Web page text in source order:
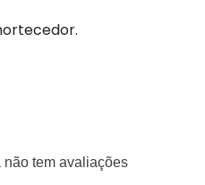
não tem avaliações